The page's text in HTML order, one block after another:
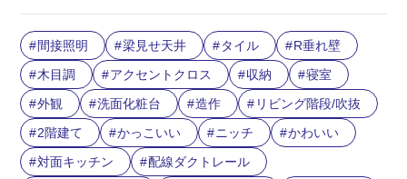
間接照明 梁見せ天井 タイル
R垂れ壁
木目調
アクセントクロス 収納
寝室
外観
洗面化粧台 造作
リビング階段/吹抜
2階建て
かっこいい ニッチ
かわいい
対面キッチン
配線ダクトレール